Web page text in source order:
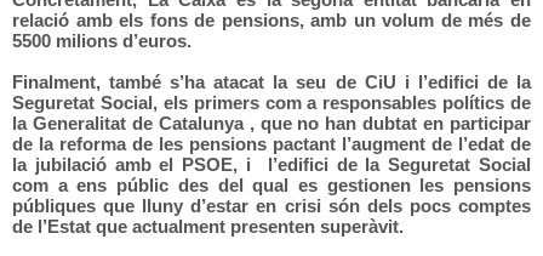
relació amb els fons de pensions, amb un volum de més de
5500 milions d’euros.
Finalment, també s’ha atacat la seu de CiU i l’edifici de la
Seguretat Social, els primers com a responsables polítics de
la Generalitat de Catalunya , que no han dubtat en participar
de la reforma de les pensions pactant l’augment de l’edat de
la jubilació amb el PSOE, i l’edifici de la Seguretat Social
com a ens públic des del qual es gestionen les pensions
públiques que lluny d’estar en crisi són dels pocs comptes
de l’Estat que actualment presenten superàvit.